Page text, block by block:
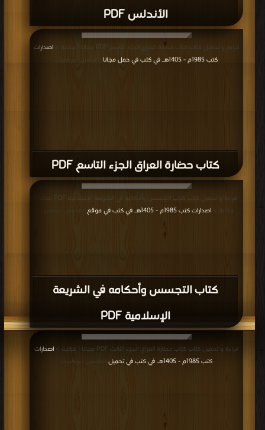
الأندلس PDF
كتاب حضارة العراق الجزء التاسع PDF
قراءة و تحميل كتاب كتاب حضارة العراق الجزء التاسع PDF مجانا | مكتبة >
اصدارات
كتب 1985م - 1405هـ في كتب في حمل مجانا
| التحميل : مرة/مرات
كتاب التجسس وأحكامه في الشريعة
الإسلامية PDF
قراءة و تحميل كتاب كتاب التجسس وأحكامه في الشريعة الإسلامية PDF مجانا |
مكتبة > اصدارات كتب 1985م - 1405هـ في كتب في موقع | التحميل : مرة/مرات
قراءة و تحميل كتاب كتاب حضارة العراق الجزء الثالث PDF مجانا | مكتبة >
اصدارات
كتب 1985م - 1405هـ في كتب في تحميل
| التحميل : مرة/مرات